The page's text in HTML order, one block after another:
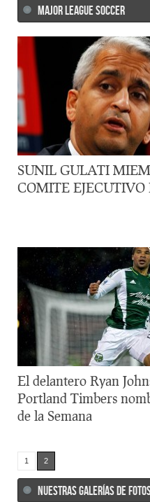
MAJOR LEAGUE SOCCER
SUNIL GULATI
COMITE EJECUTIVO
El delantero Ryan
Portland Timbers
de la Semana
1 2
NUESTRAS GALERÍAS DE